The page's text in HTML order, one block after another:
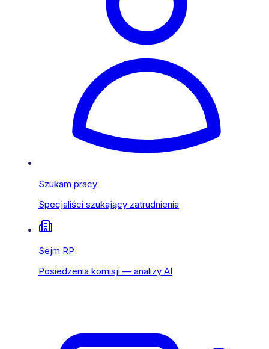
Szukam pracy
Specjaliści szukający zatrudnienia
Sejm RP
Posiedzenia komisji — analizy AI